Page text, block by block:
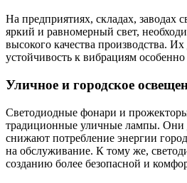
На предприятиях, складах, заводах
яркий и равномерный свет,
высокого качества производства.
устойчивость к вибрациям
Уличное и городское
Светодиодные фонари и
традиционные уличные лампы. Они
снижают потребление энергии
на обслуживание. К тому же,
созданию более безопасной и